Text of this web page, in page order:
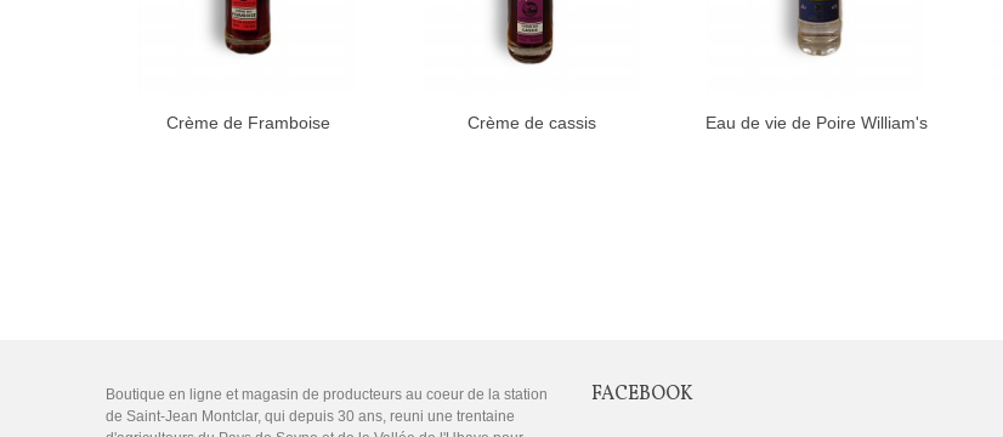
Crème de Framboise Crème de cassis Eau de vie de Poire William's
Boutique en ligne et magasin de producteurs au coeur de la station
de Saint-Jean Montclar, qui depuis 30 ans, reuni une trentaine
FACEBOOK